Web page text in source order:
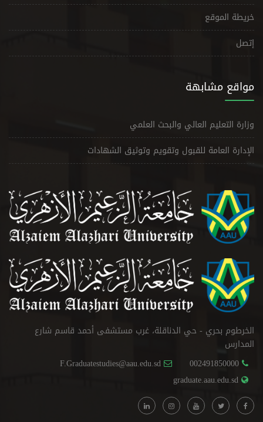
خريطة الموقع
إتصل
مواقع مشابهة
وزارة التعليم العالي والبحث العلمي
الإدارة العامة للقبول وتقويم وتوثيق الشهادات
الخرطوم بحري - حي الدناقلة، غرب مستشفى أحمد قاسم شارع
المدارس
002491850000
F.Graduatestudies@aau.edu.sd
graduate.aau.edu.sd